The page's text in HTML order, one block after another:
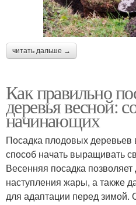
читать дальше →
Как правильно
деревья весной:
начинающих
Посадка плодовых
способ начать выращивать
Весенняя посадка
наступления жары, а также
для адаптации перед зимой.